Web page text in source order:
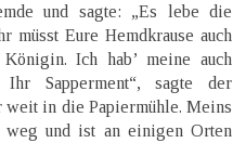
und sagte: „Es lebe die
müsst Eure Hemdkrause auch
Ich hab’ meine auch
Sapperment“, sagte der
weit in die Papiermühle. Meins
weg und ist an einigen Orten